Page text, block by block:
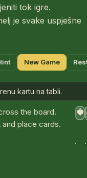
tok igre.
je svake uspješne
New Game
kartu na tabli.
the board.
place cards.
A
♥